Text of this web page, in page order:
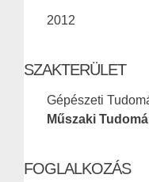
2012
SZAKTERÜLET
Gépészeti
Műszaki
FOGLALKOZÁS